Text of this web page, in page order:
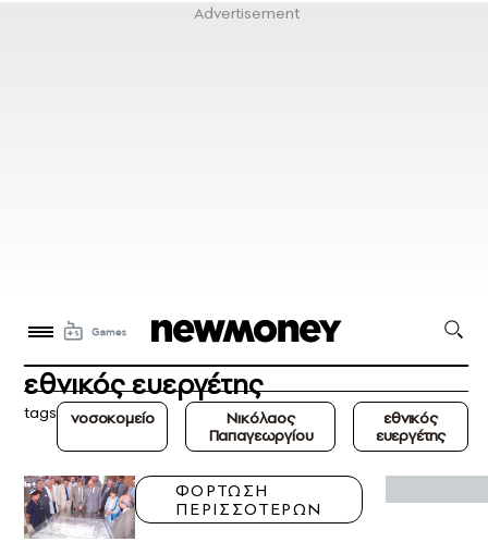
εθνικός ευεργέτης
tags νοσοκομείο
Νικόλαος
Παπαγεωργίου
εθνικός
ευεργέτης
ΦΟΡΤΩΣΗ
ΠΕΡΙΣΣΟΤΕΡΩΝ